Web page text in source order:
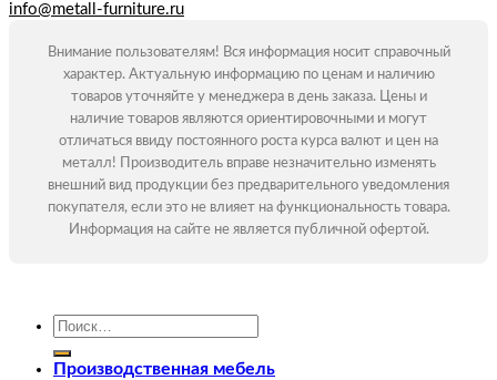
info@metall-furniture.ru
Внимание пользователям! Вся информация носит справочный
характер. Актуальную информацию по ценам и наличию
товаров уточняйте у менеджера в день заказа. Цены и
наличие товаров являются ориентировочными и могут
отличаться ввиду постоянного роста курса валют и цен на
металл! Производитель вправе незначительно изменять
внешний вид продукции без предварительного уведомления
покупателя, если это не влияет на функциональность товара.
Информация на сайте не является публичной офертой.
Искать:
Производственная мебель